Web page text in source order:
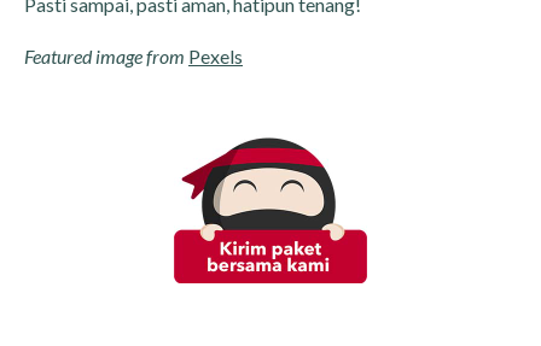
Pasti sampai, pasti aman, hatipun tenang!
Featured image from Pexels